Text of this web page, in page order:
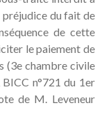
du fait de
de cette
le paiement de
(3e chambre civile
BICC n°721 du 1er
de M. Leveneur